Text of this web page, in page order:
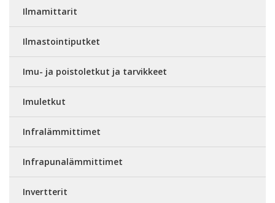
Ilmamittarit
Ilmastointiputket
Imu- ja poistoletkut ja tarvikkeet
Imuletkut
Infralämmittimet
Infrapunalämmittimet
Invertterit